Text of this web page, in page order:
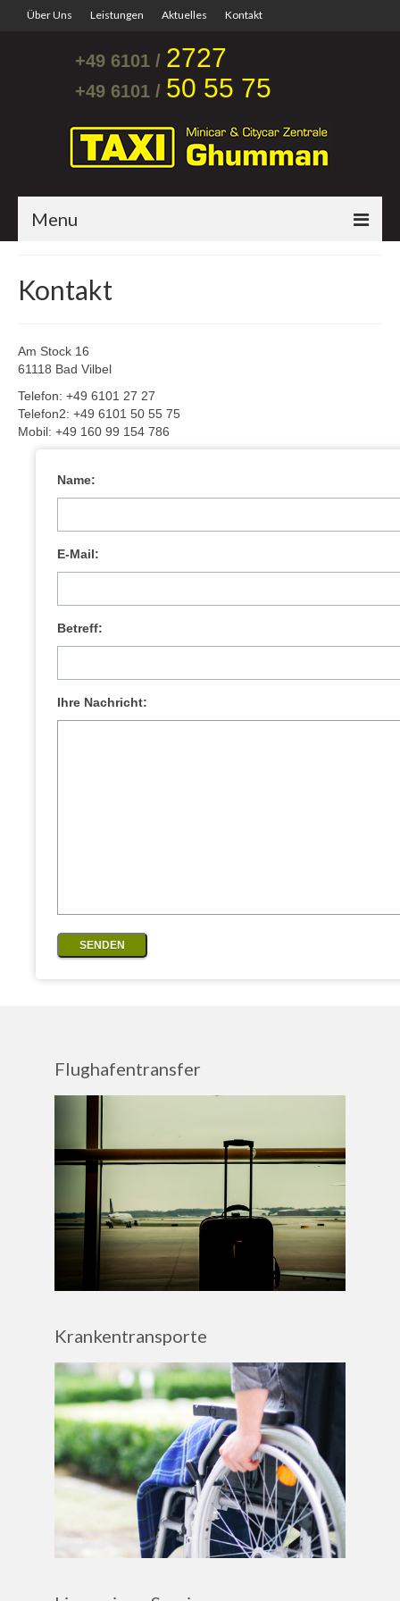
Über Uns Leistungen Aktuelles Kontakt
+49 6101 / 2727
+49 6101 / 50 55 75
Menu
Flughafentransfer
Mini & City Car
Schulfahrten
Kontakt
Am Stock 16
61118 Bad Vilbel
Telefon: +49 6101 27 27
Telefon2: +49 6101 50 55 75
Mobil: +49 160 99 154 786
Name:
E-Mail:
Betreff:
Ihre Nachricht:
Flughafentransfer
Krankentransporte